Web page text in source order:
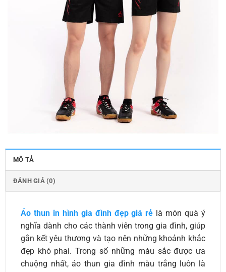
MÔ TẢ
ĐÁNH GIÁ (0)
Áo thun in hình gia đình đẹp giá rẻ là món quà ý
nghĩa dành cho các thành viên trong gia đình, giúp
gắn kết yêu thương và tạo nên những khoảnh khắc
đẹp khó phai. Trong số những màu sắc được ưa
chuộng nhất, áo thun gia đình màu trắng luôn là